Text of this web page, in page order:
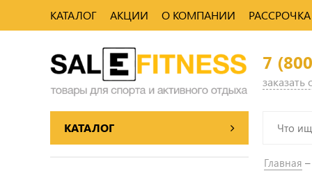
КАТАЛОГ АКЦИИ О КОМПАНИИ РАССРОЧКА
7
заказать
КАТАЛОГ
Главная